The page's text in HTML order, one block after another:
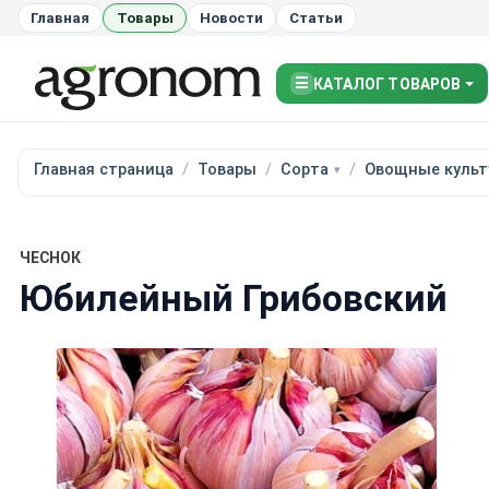
Главная Товары Новости Статьи
☰ КАТАЛОГ ТОВАРОВ
Главная страница Товары Сорта Овощные
ЧЕСНОК
Юбилейный Грибовский